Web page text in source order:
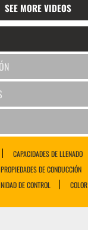
SEE MORE VIDEOS
CAPACIDADES DE LLENADO
PROPIEDADES DE CONDUCCIÓN
DE CONTROL COLOR